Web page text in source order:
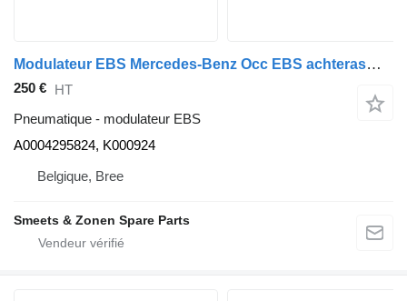
Modulateur EBS Mercedes-Benz Occ EBS achterasmodulator Mercedes A0004295824 pour camion
250 € HT
Pneumatique - modulateur EBS
A0004295824, K000924
Belgique, Bree
Smeets & Zonen Spare Parts